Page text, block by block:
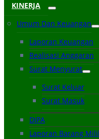
KINERJA
Umum Dan Keuangan
Laporan Keuangan
Realisasi Anggaran
Surat Menyurat
Surat Keluar
Surat Masuk
DIPA
Laporan Barang